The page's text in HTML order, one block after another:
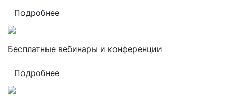
Подробнее
Бесплатные вебинары и конференции
Подробнее